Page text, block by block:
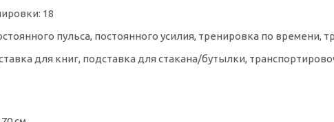
18
пульса, постоянного усилия, тренировка по времени,
для книг, подставка для стакана/бутылки,